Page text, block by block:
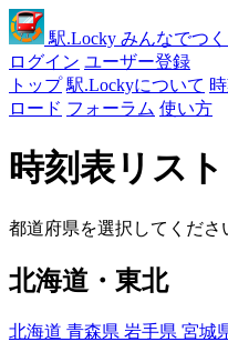
駅.Locky みんなでつ
ログイン ユーザー登録
トップ 駅.Lockyについて
ロード フォーラム 使い方
時刻表リスト
都道府県を選択してくださ
北海道・東北
北海道 青森県 岩手県 宮城